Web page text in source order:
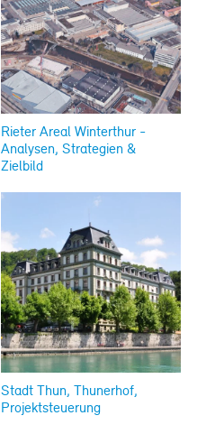
Rieter Areal Winterthur -
Analysen, Strategien &
Zielbild
Stadt Thun, Thunerhof,
Projektsteuerung